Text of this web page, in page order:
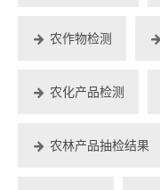
农作物检测
农化产品检测
农林产品抽检结果